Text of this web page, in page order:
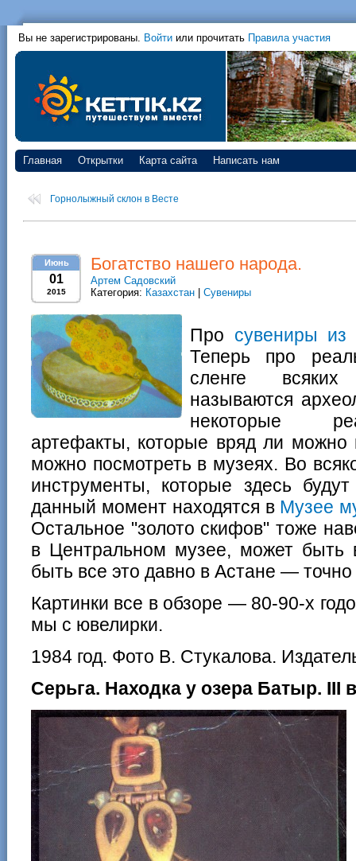
Вы не зарегистрированы. Войти или прочитать Правила участия
Главная Открытки Карта сайта Написать нам
Горнолыжный склон в Весте
Июнь
01
2015
Богатство нашего народа.
Артем Садовский
Категория: Казахстан | Сувениры
Про сувениры из
Теперь про
сленге всяких
называются
некоторые
артефакты, которые вряд ли можно
можно посмотреть в музеях. Во
инструменты, которые здесь
данный момент находятся в Музее
Остальное "золото скифов" тоже
в Центральном музее, может быть
быть все это давно в Астане — точно
Картинки все в обзоре — 80-90-х
мы с ювелирки.
1984 год. Фото В. Стукалова.
Серьга. Находка у озера Батыр. III